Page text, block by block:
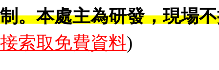
制。本處主為研發，現場
接索取免費資料)